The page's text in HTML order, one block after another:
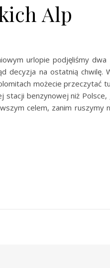
Alp
urlopie podjęliśmy
decyzja na ostatnią chwilę.
możecie przeczytać
stacji benzynowej niż
celem, zanim ruszymy